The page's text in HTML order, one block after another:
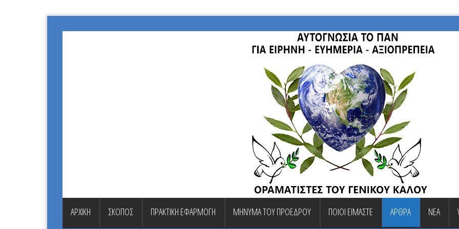
ΑΡΧΙΚΗ ΣΚΟΠΟΣ ΠΡΑΚΤΙΚΗ ΕΦΑΡΜΟΓΗ ΜΗΝΥΜΑ ΤΟΥ ΠΡΟΕΔΡΟΥ ΠΟΙΟΙ ΕΙΜΑΣΤΕ ΑΡΘΡΑ ΝΕΑ